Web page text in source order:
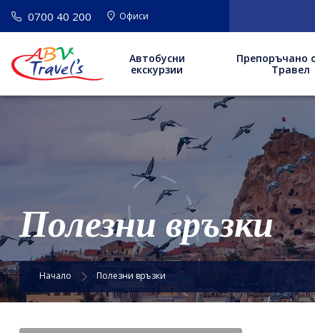
0700 40 200 Офиси
Автобусни
екскурзии
Препоръчано
Травел
Полезни връзки
Начало Полезни връзки